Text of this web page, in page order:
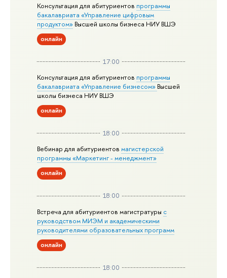
Консультация для абитуриентов программы
бакалавриата «Управление цифровым
продуктом» Высшей школы бизнеса НИУ ВШЭ
онлайн
17:00
Консультация для абитуриентов программы
бакалавриата «Управление бизнесом» Высшей
школы бизнеса НИУ ВШЭ
онлайн
18:00
Вебинар для абитуриентовмагистерской
программы «Маркетинг - менеджмент»
онлайн
18:00
Встреча для абитуриентов магистратуры с
руководством МИЭМ и академическими
руководителями образовательных программ
онлайн
18:00